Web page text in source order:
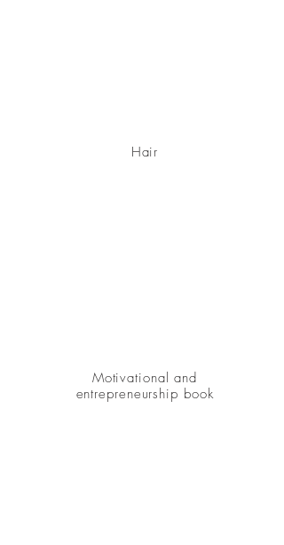
Hair
Motivational and
entrepreneurship book